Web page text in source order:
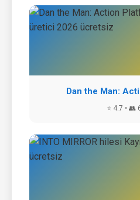
Dan the Man:
⭐ 4.7 • 👥